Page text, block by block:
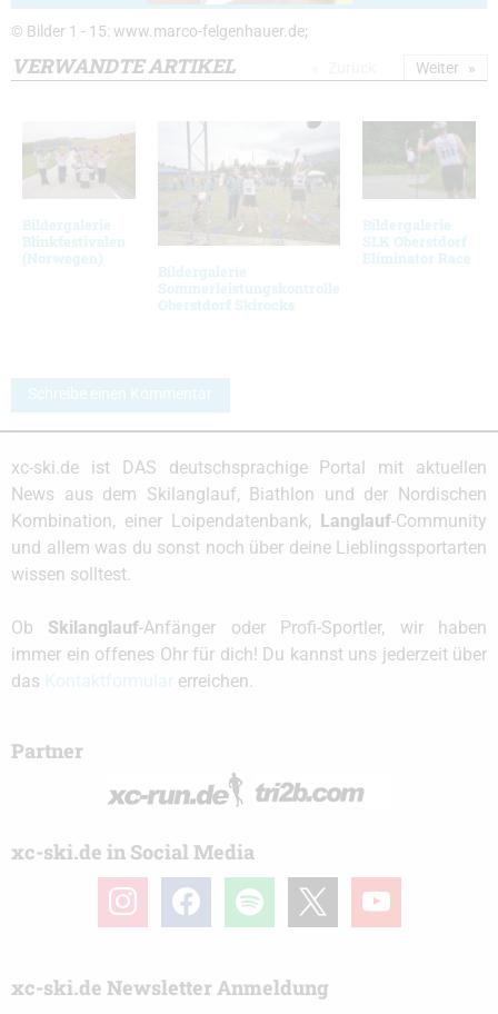
© Bilder 1 - 15: www.marco-felgenhauer.de;
VERWANDTE ARTIKEL
Bildergalerie
Blinkfestivalen
(Norwegen)
Bildergalerie
Sommerleistungskontrolle
Oberstdorf Skirocks
Bildergalerie
SLK Oberstdorf
Eliminator Race
Weiter
Schreibe einen Kommentar
xc-ski.de ist DAS deutschsprachige Portal mit aktuellen
News aus dem Skilanglauf, Biathlon und der Nordischen
Kombination, einer Loipendatenbank, Langlauf-Community
und allem was du sonst noch über deine Lieblingssportarten
wissen solltest.
Ob Skilanglauf-Anfänger oder Profi-Sportler, wir haben
immer ein offenes Ohr für dich! Du kannst uns jederzeit über
das
erreichen.
Partner
xc-ski.de in Social Media
instagramfacebook spotify youtube
xc-ski.de Newsletter Anmeldung